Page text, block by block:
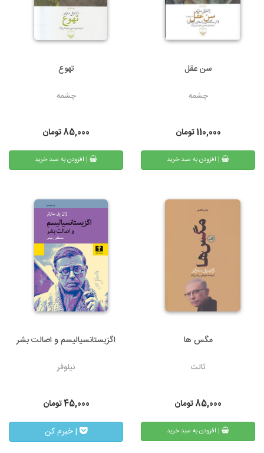
سن عقل
چشمه
110,000تومان
| افزودن به سبد خرید
تهوع
چشمه
85,000تومان
| افزودن به سبد خرید
مگس ها
ثالث
85,000تومان
| افزودن به سبد خرید
اگزیستانسیالیسم و اصالت بشر
نیلوفر
45,000تومان
| خبرم کن